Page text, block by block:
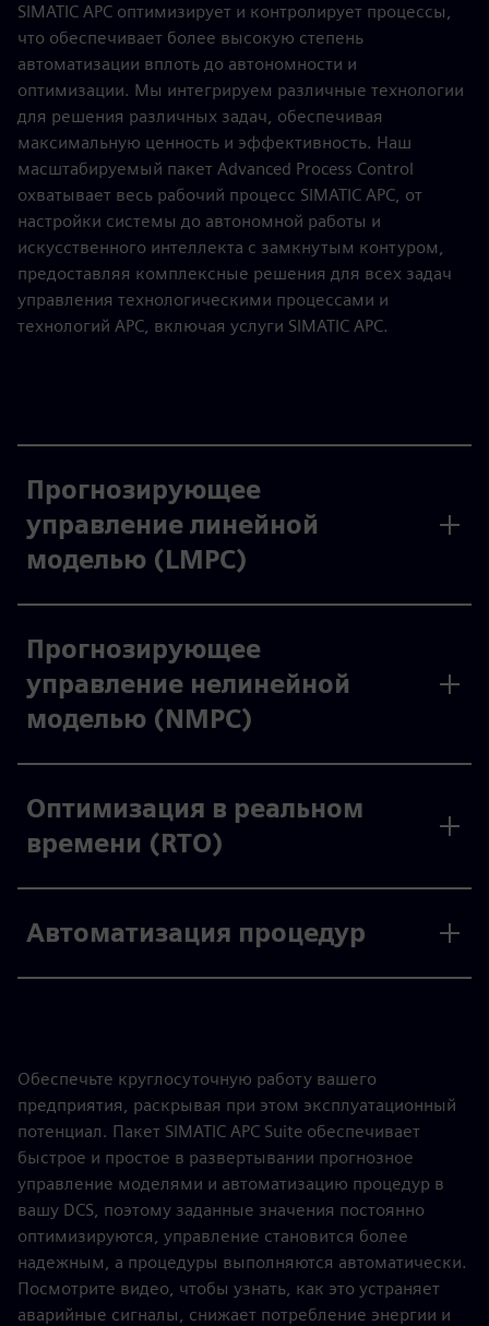
SIMATIC APC оптимизирует и контролирует процессы,
что обеспечивает более высокую степень
автоматизации вплоть до автономности и
оптимизации. Мы интегрируем различные технологии
для решения различных задач, обеспечивая
максимальную ценность и эффективность. Наш
масштабируемый пакет Advanced Process Control
охватывает весь рабочий процесс SIMATIC APC, от
настройки системы до автономной работы и
искусственного интеллекта с замкнутым контуром,
предоставляя комплексные решения для всех задач
управления технологическими процессами и
технологий APC, включая услуги SIMATIC APC.
Прогнозирующее
управление линейной
моделью (LMPC)
Прогнозирующее
управление нелинейной
моделью (NMPC)
Оптимизация в реальном
времени (RTO)
Автоматизация процедур
Обеспечьте круглосуточную работу вашего
предприятия, раскрывая при этом эксплуатационный
потенциал. Пакет SIMATIC APC Suite обеспечивает
быстрое и простое в развертывании прогнозное
управление моделями и автоматизацию процедур в
вашу DCS, поэтому заданные значения постоянно
оптимизируются, управление становится более
надежным, а процедуры выполняются автоматически.
Посмотрите видео, чтобы узнать, как это устраняет
аварийные сигналы, снижает потребление энергии и